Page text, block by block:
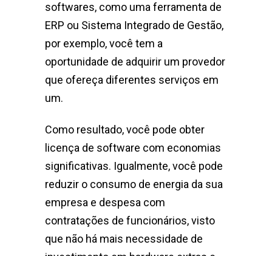
softwares, como uma ferramenta de
ERP ou Sistema Integrado de Gestão,
por exemplo, você tem a
oportunidade de adquirir um provedor
que ofereça diferentes serviços em
um.
Como resultado, você pode obter
licença de software com economias
significativas. Igualmente, você pode
reduzir o consumo de energia da sua
empresa e despesa com
contratações de funcionários, visto
que não há mais necessidade de